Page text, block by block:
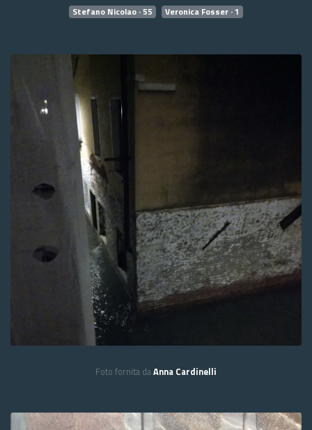
Stefano Nicolao · 55
Veronica Fosser · 1
Foto fornita daAnna Cardinelli